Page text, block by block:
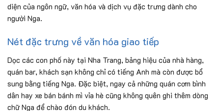
diện của ngôn ngữ, văn hóa và dịch vụ đặc trưng dành cho
người Nga.
Nét đặc trưng về văn hóa giao tiếp
Dọc các con phố này tại Nha Trang, bảng hiệu của nhà hàng,
quán bar, khách sạn không chỉ có tiếng Anh mà còn được bổ
sung bằng tiếng Nga. Đặc biệt, ngay cả những quán cơm bình
dân hay xe bán bánh mì vỉa hè cũng không quên ghi thêm dòng
chữ Nga để chào đón du khách.